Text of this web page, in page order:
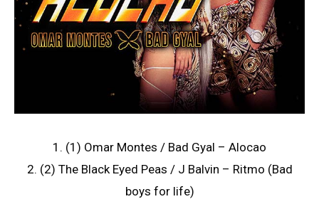
1. (1) Omar Montes / Bad Gyal – Alocao
2. (2) The Black Eyed Peas / J Balvin – Ritmo (Bad
boys for life)